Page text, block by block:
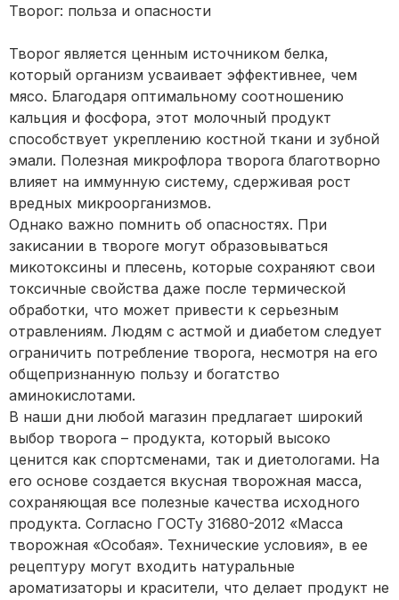
Творог: польза и опасности
Творог является ценным источником белка,
который организм усваивает эффективнее, чем
мясо. Благодаря оптимальному соотношению
кальция и фосфора, этот молочный продукт
способствует укреплению костной ткани и зубной
эмали. Полезная микрофлора творога благотворно
влияет на иммунную систему, сдерживая рост
вредных микроорганизмов.
Однако важно помнить об опасностях. При
закисании в твороге могут образовываться
микотоксины и плесень, которые сохраняют свои
токсичные свойства даже после термической
обработки, что может привести к серьезным
отравлениям. Людям с астмой и диабетом следует
ограничить потребление творога, несмотря на его
общепризнанную пользу и богатство
аминокислотами.
В наши дни любой магазин предлагает широкий
выбор творога – продукта, который высоко
ценится как спортсменами, так и диетологами. На
его основе создается вкусная творожная масса,
сохраняющая все полезные качества исходного
продукта. Согласно ГОСТу 31680-2012 «Масса
творожная «Особая». Технические условия», в ее
рецептуру могут входить натуральные
ароматизаторы и красители, что делает продукт не